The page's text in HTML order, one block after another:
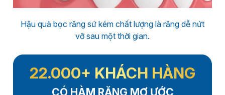
Hậu quả bọc răng sứ kém chất lượng là răng dễ nứt
vỡ sau một thời gian.
22.000+ KHÁCH HÀNG
CÓ HÀM RĂNG MƠ ƯỚC